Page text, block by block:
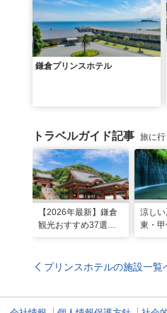
鎌倉プリンスホテル
トラベルガイド記事 旅に
【2026年最新】鎌倉
観光おすすめ37選！
涼し
東・
プリンスホテルの施設一覧